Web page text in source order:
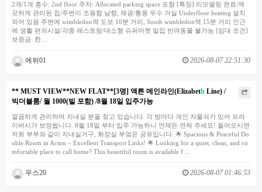
2개/1개 층수: 2nd floor 주차: Allocated parking space 포함 [특징] 리모델링 완료/깨
끗하게 관리된 집/주변이 조용함 남향, 채광/통풍 우수 거실 Underfloor heating 설치
되어 있음 주변에 wimbledon역 도보 10분 거리, South wimbledon역 15분 거리 인근
에 생활 편의시설/각종 레스토랑/대소형 슈퍼마켓 밀집 반려동물 불가능 [임대 조건]
보증금: 한…
에뒤01 2026-08-07 22:51:30
** MUST VIEW**NEW FLAT**[3명] 액튼 메인라인(Elizabeth Line) /
빅더블룸/ 월 1000(빌 포함) /8월 18일 입주가능
깔끔하게 관리하며 지내실 분을 찾고 있습니다. 각 방마다 개인 자물쇠가 있어 프라
이버시가 보장됩니다. 8월 18일 부터 입주 가능하니 언제든 연락 주세요! 들어오시면
저희 부부와 같이 지내실거구, 화장실 부엌은 공유입니다. 🌟 Spacious & Peaceful Do
uble Room in Acton – Excellent Transport Links! 🌟 Looking for a quiet, clean, and co
mfortable place to call home? This beautiful room is available f…
우스20 2026-08-07 01:46:53